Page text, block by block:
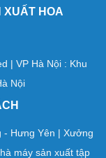
XUẤT HOA
| VP Hà Nội : Khu
Nội
- Hưng Yên | Xưởng
máy sản xuất tập